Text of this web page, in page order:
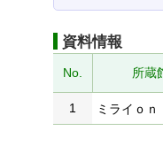
資料情報
No. 所蔵
1 ミライｏｎ